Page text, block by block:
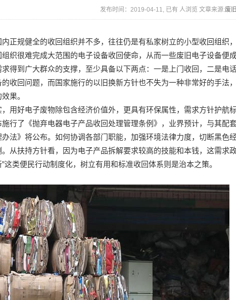
发布时间：2019-04-11, 已有 人浏览 文章来源:废
内正规健全的收回组织并不多，往往仍是有私家树立的小型收回组织
组织很难完成大范围的电子设备收回使命，从而一些废旧电子设备便
求得到广大群众的支撑，至少具备以下两点：一是上门收回，二是电
的收回问题，而国家施行的以旧换新方针也不失为一种非常好的手法
果。
，用好电子废物除包含经济价值外，更具有环保属性，需求方针护航
施行了《抛弃电器电子产品收回处理管理条例》，业界预计，与其配
办法》将公布。如何协调各部门职能，加强环境法律力度，切断黑色
。从扶持方针看，因为电子产品拆解要求较高的技能和本钱，这需求
”这类便民行动制度化，树立有用和标准收回体系则是治本之策。